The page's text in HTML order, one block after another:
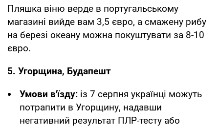
Пляшка віню верде в португальському
магазині вийде вам 3,5 євро, а смажену рибу
на березі океану можна покуштувати за 8-10
євро.
5. Угорщина, Будапешт
Умови в'їзду: із 7 серпня українці можуть
потрапити в Угорщину, надавши
негативний результат ПЛР-тесту або